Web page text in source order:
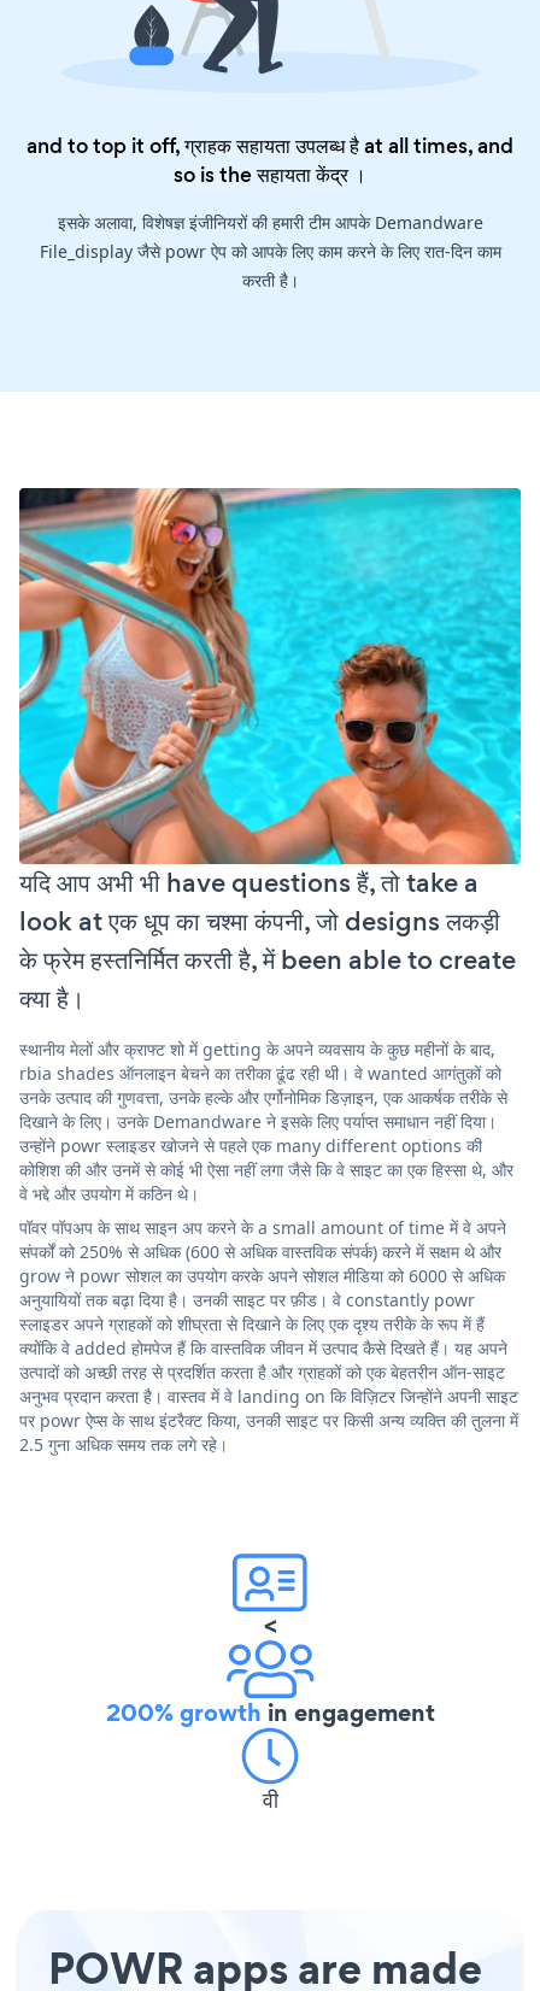
and to top it off, ग्राहक सहायता उपलब्ध है at all times, and
so is theसहायता केंद्र।
इसके अलावा, विशेषज्ञ इंजीनियरों की हमारी टीम आपके Demandware
File_display जैसे powr ऐप को आपके लिए काम करने के लिए रात-दिन काम
करती है।
यदि आप अभी भी have questions हैं, तो take a
look at एक धूप का चश्मा कंपनी, जो designs लकड़ी
के फ्रेम हस्तनिर्मित करती है, में been able to create
क्या है।
स्थानीय मेलों और क्राफ्ट शो में getting के अपने व्यवसाय के कुछ महीनों के बाद,
rbia shades ऑनलाइन बेचने का तरीका ढूंढ रही थी। वे wanted आगंतुकों को
उनके उत्पाद की गुणवत्ता, उनके हल्के और एर्गोनोमिक डिज़ाइन, एक आकर्षक तरीके से
दिखाने के लिए। उनके Demandware ने इसके लिए पर्याप्त समाधान नहीं दिया।
उन्होंने powr स्लाइडर खोजने से पहले एक many different options की
कोशिश की और उनमें से कोई भी ऐसा नहीं लगा जैसे कि वे साइट का एक हिस्सा थे, और
वे भद्दे और उपयोग में कठिन थे।
पॉवर पॉपअप के साथ साइन अप करने के a small amount of time में वे अपने
संपर्कों को 250% से अधिक (600 से अधिक वास्तविक संपर्क) करने में सक्षम थे और
grow ने powr सोशल का उपयोग करके अपने सोशल मीडिया को 6000 से अधिक
अनुयायियों तक बढ़ा दिया है। उनकी साइट पर फ़ीड। वे constantly powr
स्लाइडर अपने ग्राहकों को शीघ्रता से दिखाने के लिए एक दृश्य तरीके के रूप में हैं
क्योंकि वे added होमपेज हैं कि वास्तविक जीवन में उत्पाद कैसे दिखते हैं। यह अपने
उत्पादों को अच्छी तरह से प्रदर्शित करता है और ग्राहकों को एक बेहतरीन ऑन-साइट
अनुभव प्रदान करता है। वास्तव में वे landing on कि विज़िटर जिन्होंने अपनी साइट
पर powr ऐप्स के साथ इंटरैक्ट किया, उनकी साइट पर किसी अन्य व्यक्ति की तुलना में
2.5 गुना अधिक समय तक लगे रहे।
<
200% growth in engagement
वी
POWR apps are made